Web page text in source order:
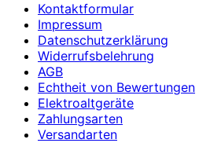
Kontaktformular
Impressum
Datenschutzerklärung
Widerrufsbelehrung
AGB
Echtheit von Bewertungen
Elektroaltgeräte
Zahlungsarten
Versandarten